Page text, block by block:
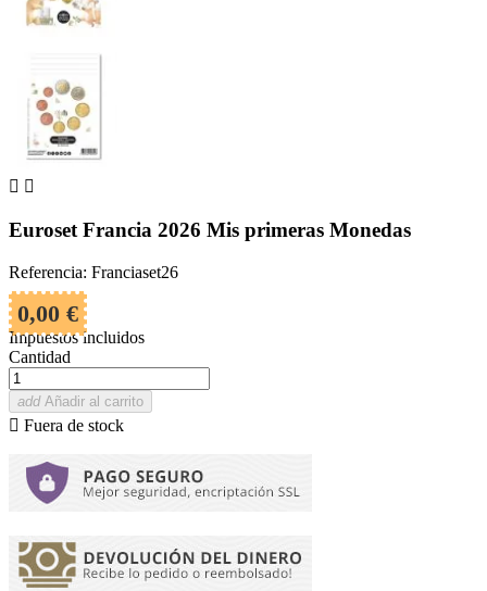
 
Euroset Francia 2026 Mis primeras Monedas
Referencia: Franciaset26
0,00 €
Impuestos incluidos
Cantidad
add Añadir al carrito
 Fuera de stock